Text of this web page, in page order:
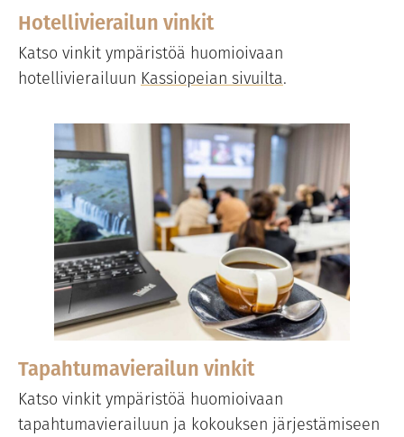
Hotellivierailun vinkit
Katso vinkit ympäristöä huomioivaan
hotellivierailuun Kassiopeian sivuilta.
Tapahtumavierailun vinkit
Katso vinkit ympäristöä huomioivaan
tapahtumavierailuun ja kokouksen järjestämiseen